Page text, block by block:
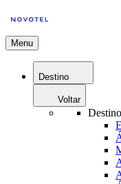
Menu
Destino
Voltar
Destino